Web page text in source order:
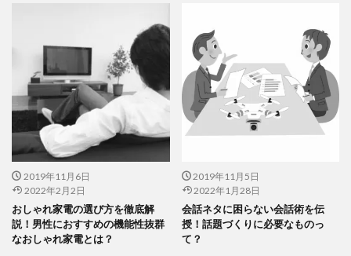
2019年11月6日
2022年2月2日
おしゃれ家電の選び方を徹底解
説！男性におすすめの機能性抜群
なおしゃれ家電とは？
2019年11月5日
2022年1月28日
会話ネタに困らない会話術を伝
授！話題づくりに必要なものっ
て？